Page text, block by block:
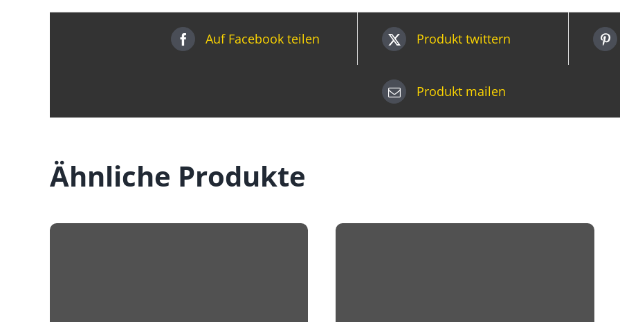
Auf Facebook teilen Produkt twittern
Produkt mailen
Ähnliche Produkte